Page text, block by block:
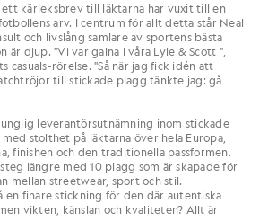
ett kärleksbrev till läktarna har vuxit till en
arv. I centrum för allt detta står Neal
och livslång samlare av sportens bästa
är djup. "Vi var galna i våra Lyle & Scott ",
casuals-rörelse. "Så när jag fick idén att
till stickade plagg tänkte jag: gå
leverantörsutnämning inom stickade
stolthet på läktarna över hela Europa,
finishen och den traditionella passformen.
längre med 10 plagg som är skapade för
mellan streetwear, sport och stil.
en finare stickning för den där autentiska
vikten, känslan och kvaliteten? Allt är